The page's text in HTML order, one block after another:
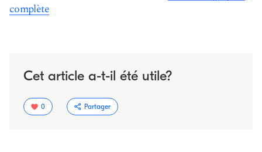
complète
Cet article a-t-il été utile?
0 Partager